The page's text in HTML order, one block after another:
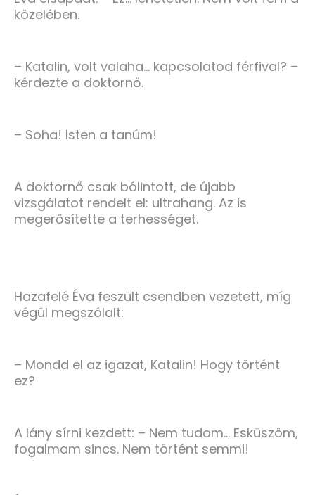
közelében.
– Katalin, volt valaha… kapcsolatod férfival? –
kérdezte a doktornő.
– Soha! Isten a tanúm!
A doktornő csak bólintott, de újabb
vizsgálatot rendelt el: ultrahang. Az is
megerősítette a terhességet.
Hazafelé Éva feszült csendben vezetett, míg
végül megszólalt:
– Mondd el az igazat, Katalin! Hogy történt
ez?
A lány sírni kezdett: – Nem tudom… Esküszöm,
fogalmam sincs. Nem történt semmi!